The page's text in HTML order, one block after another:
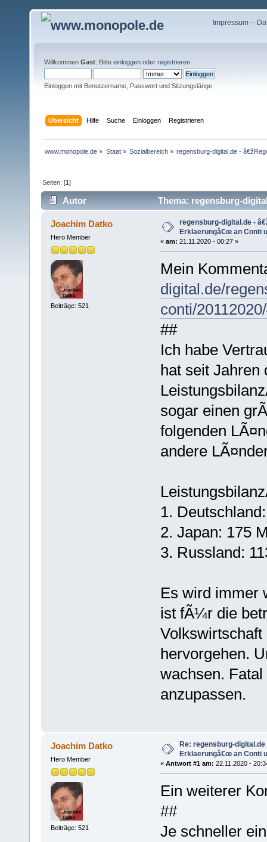
Impressum--
Willkommen Gast . Bitte einloggen oder registrieren
Einloggen mit Benutzername, Passwort und Sitzungslänge
Übersicht Hilfe Suche Einloggen Registrieren
www.monopole.de » Staat» Sozialbereich» regensburg-digital.de -
Seiten: [1]
Autor
Thema: regensburg-
(Gelesen 7344 mal)
Joachim Datko
Hero Member
Beiträge: 521
regensburg-digital.de -
Erklaerungâ€œ an Conti
« am: 21.11.2020 - 00:27 »
Mein
digital.de/
conti/
##
Ich habe
hat seit Jahren
sogar einen
folgenden
andere
1.
2. Japan: 175
3. Russland:
Es wird immer
ist fÃ¼r die
hervorgehen.
wachsen.
anzupassen.
Joachim Datko
Hero Member
Beiträge: 521
Re: regensburg-
Erklaerungâ€œ an Conti
« Antwort #1 am: 22.11.2020 -
Ein weiterer
##
Je schneller